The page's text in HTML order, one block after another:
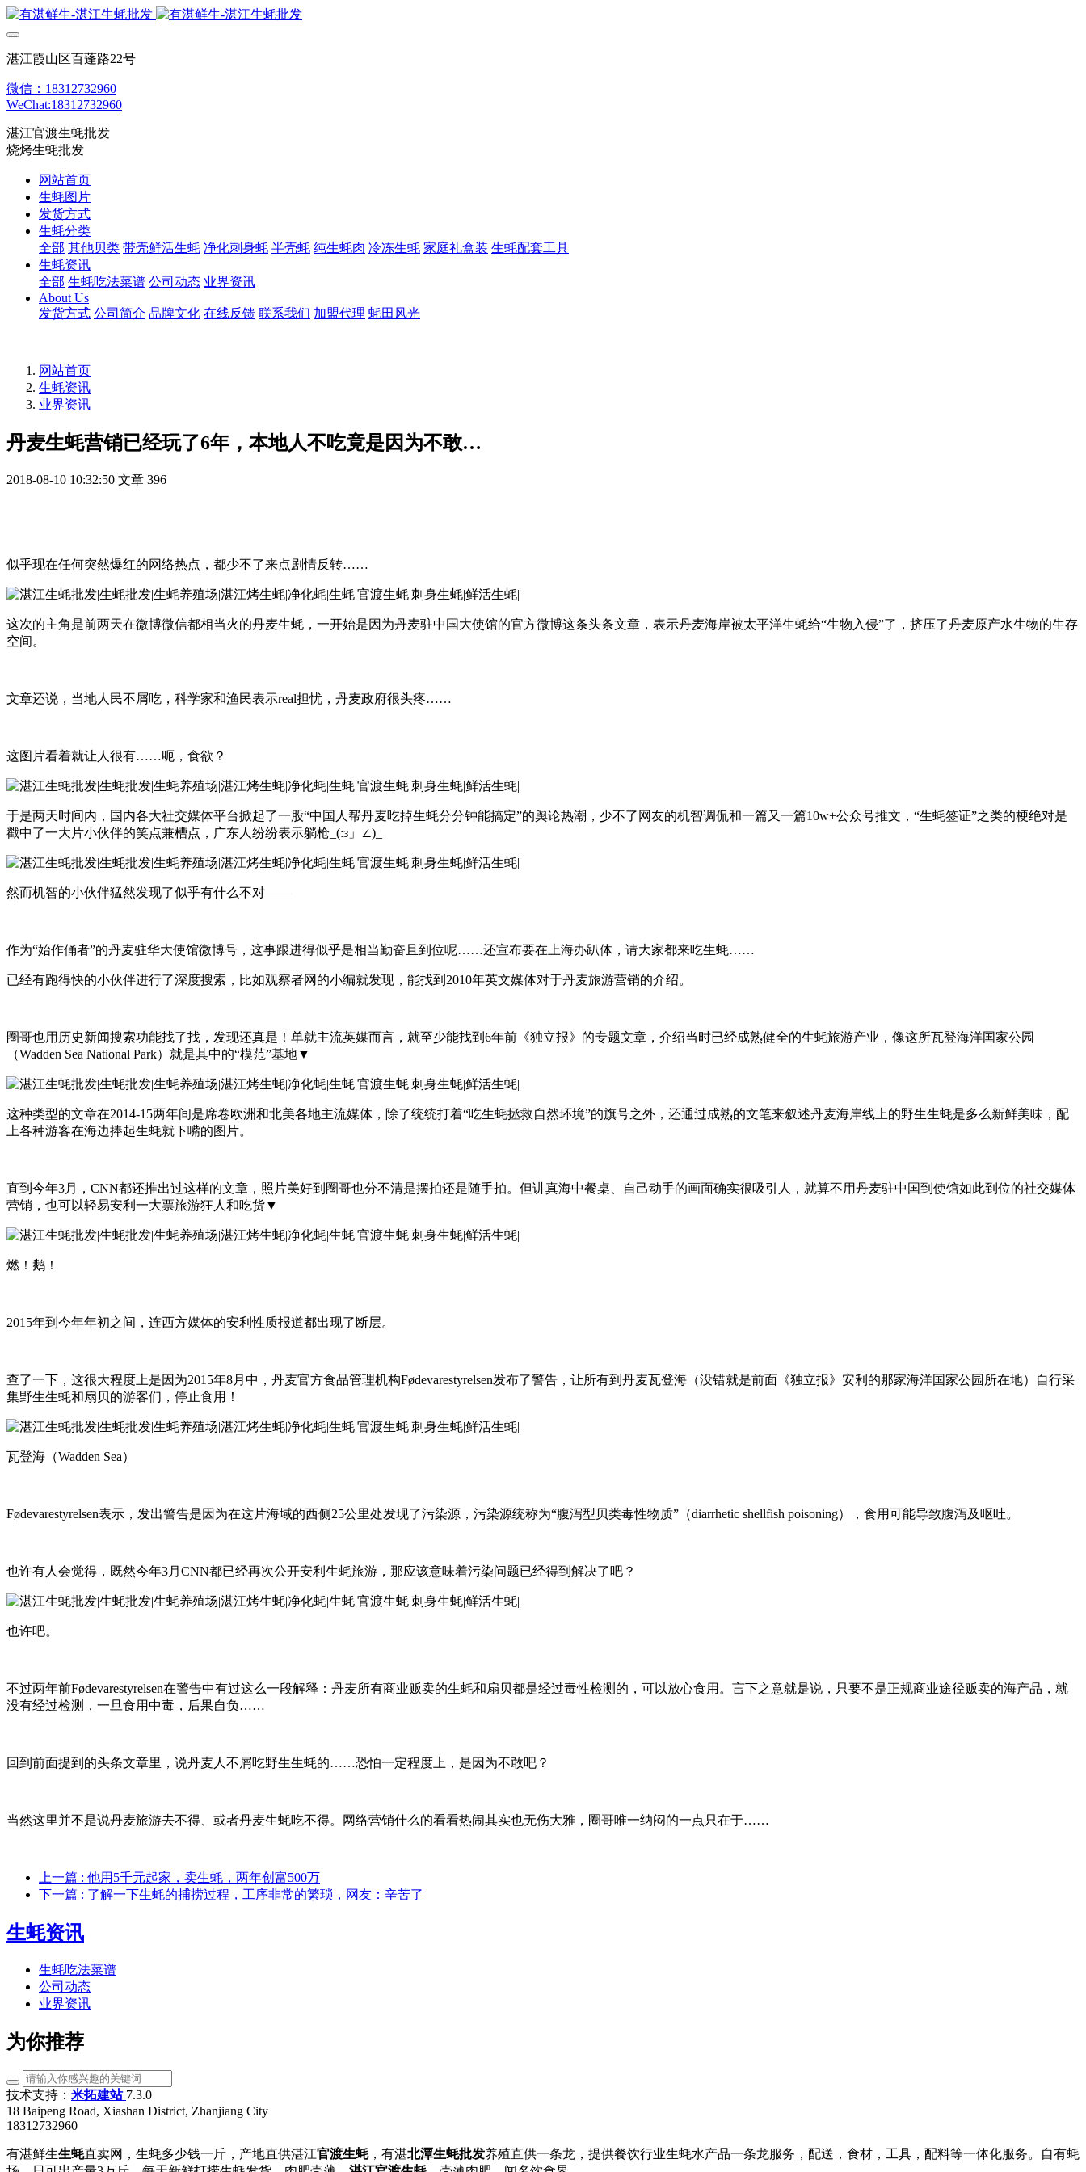
湛江霞山区百蓬路22号
微信：18312732960
WeChat:18312732960
湛江官渡生蚝批发
烧烤生蚝批发
网站首页
生蚝图片
发货方式
生蚝分类
全部 其他贝类 带壳鲜活生蚝 净化刺身蚝 半壳蚝 纯生蚝肉 冷冻生蚝 家庭礼盒装 生蚝配套工具
生蚝资讯
全部 生蚝吃法菜谱 公司动态 业界资讯
About Us
发货方式 公司简介 品牌文化 在线反馈 联系我们 加盟代理 蚝田风光
网站首页
生蚝资讯
业界资讯
丹麦生蚝营销已经玩了6年，本地人不吃竟是因为不敢…
2018-08-10 10:32:50 文章 396
似乎现在任何突然爆红的网络热点，都少不了来点剧情反转……
这次的主角是前两天在微博微信都相当火的丹麦生蚝，一开始是因为丹麦驻中国大使馆的官方微博这条头条文章，表示丹麦海岸被太平洋生蚝给“生物入侵”了，挤压了丹麦原产水生物的生存
空间。
文章还说，当地人民不屑吃，科学家和渔民表示real担忧，丹麦政府很头疼……
这图片看着就让人很有……呃，食欲？
于是两天时间内，国内各大社交媒体平台掀起了一股“中国人帮丹麦吃掉生蚝分分钟能搞定”的舆论热潮，少不了网友的机智调侃和一篇又一篇10w+公众号推文，“生蚝签证”之类的梗绝对是
戳中了一大片小伙伴的笑点兼槽点，广东人纷纷表示躺枪_(:з」∠)_
然而机智的小伙伴猛然发现了似乎有什么不对——
作为“始作俑者”的丹麦驻华大使馆微博号，这事跟进得似乎是相当勤奋且到位呢……还宣布要在上海办趴体，请大家都来吃生蚝……
已经有跑得快的小伙伴进行了深度搜索，比如观察者网的小编就发现，能找到2010年英文媒体对于丹麦旅游营销的介绍。
圈哥也用历史新闻搜索功能找了找，发现还真是！单就主流英媒而言，就至少能找到6年前《独立报》的专题文章，介绍当时已经成熟健全的生蚝旅游产业，像这所瓦登海洋国家公园
（Wadden Sea National Park）就是其中的“模范”基地▼
这种类型的文章在2014-15两年间是席卷欧洲和北美各地主流媒体，除了统统打着“吃生蚝拯救自然环境”的旗号之外，还通过成熟的文笔来叙述丹麦海岸线上的野生生蚝是多么新鲜美味，配
上各种游客在海边捧起生蚝就下嘴的图片。
直到今年3月，CNN都还推出过这样的文章，照片美好到圈哥也分不清是摆拍还是随手拍。但讲真海中餐桌、自己动手的画面确实很吸引人，就算不用丹麦驻中国到使馆如此到位的社交媒体
营销，也可以轻易安利一大票旅游狂人和吃货▼
燃！鹅！
2015年到今年年初之间，连西方媒体的安利性质报道都出现了断层。
查了一下，这很大程度上是因为2015年8月中，丹麦官方食品管理机构Fødevarestyrelsen发布了警告，让所有到丹麦瓦登海（没错就是前面《独立报》安利的那家海洋国家公园所在地）自行采
集野生生蚝和扇贝的游客们，停止食用！
瓦登海（Wadden Sea）
Fødevarestyrelsen表示，发出警告是因为在这片海域的西侧25公里处发现了污染源，污染源统称为“腹泻型贝类毒性物质”（diarrhetic shellfish poisoning），食用可能导致腹泻及呕吐。
也许有人会觉得，既然今年3月CNN都已经再次公开安利生蚝旅游，那应该意味着污染问题已经得到解决了吧？
也许吧。
不过两年前Fødevarestyrelsen在警告中有过这么一段解释：丹麦所有商业贩卖的生蚝和扇贝都是经过毒性检测的，可以放心食用。言下之意就是说，只要不是正规商业途径贩卖的海产品，就
没有经过检测，一旦食用中毒，后果自负……
回到前面提到的头条文章里，说丹麦人不屑吃野生生蚝的……恐怕一定程度上，是因为不敢吧？
当然这里并不是说丹麦旅游去不得、或者丹麦生蚝吃不得。网络营销什么的看看热闹其实也无伤大雅，圈哥唯一纳闷的一点只在于……
上一篇 : 他用5千元起家，卖生蚝，两年创富500万
下一篇 : 了解一下生蚝的捕捞过程，工序非常的繁琐，网友：辛苦了
生蚝资讯
生蚝吃法菜谱
公司动态
业界资讯
为你推荐
技术支持： 米拓建站 7.3.0
18 Baipeng Road, Xiashan District, Zhanjiang City
18312732960
有湛鲜生生蚝直卖网，生蚝多少钱一斤，产地直供湛江官渡生蚝，有湛北潭生蚝批发养殖直供一条龙，提供餐饮行业生蚝水产品一条龙服务，配送，食材，工具，配料等一体化服务。自有蚝